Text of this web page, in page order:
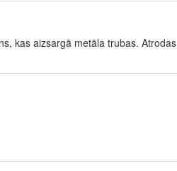
kas aizsargā metāla trubas.